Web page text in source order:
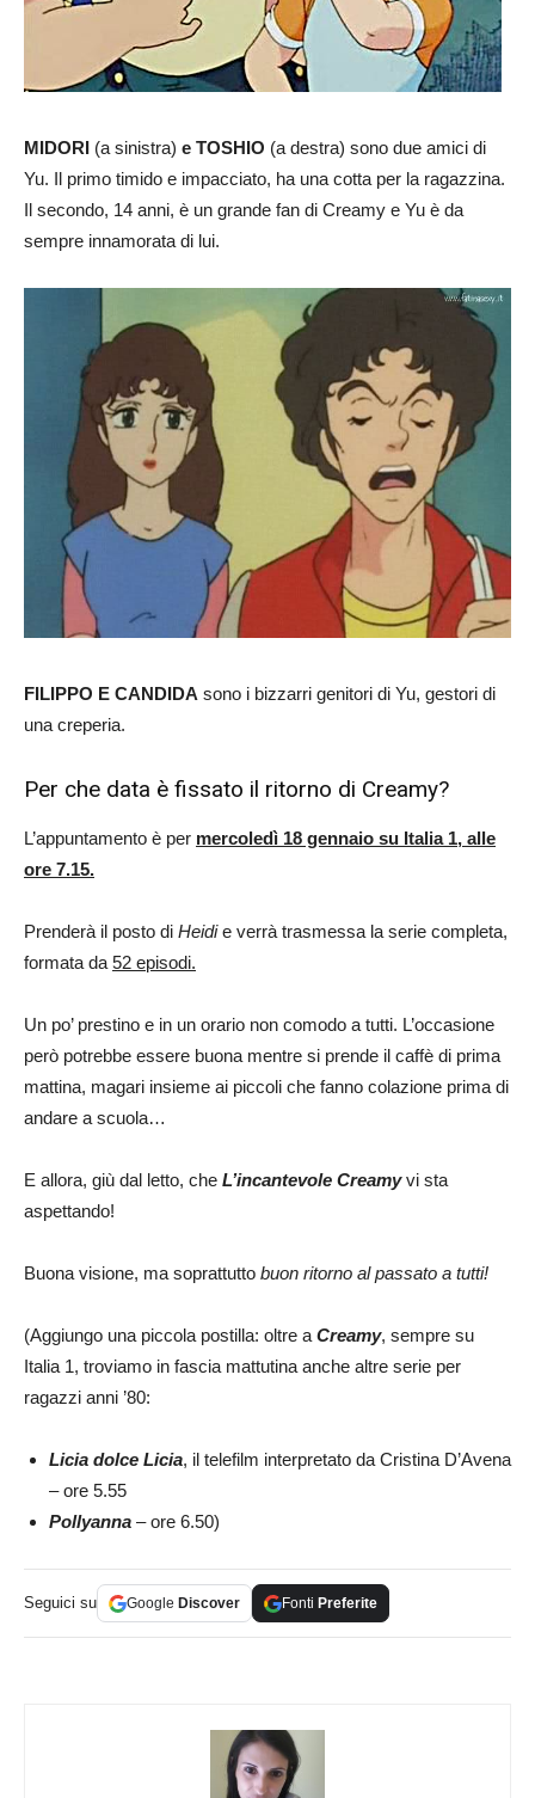
MIDORI (a sinistra) e TOSHIO (a destra) sono due amici di
Yu. Il primo timido e impacciato, ha una cotta per la ragazzina.
Il secondo, 14 anni, è un grande fan di Creamy e Yu è da
sempre innamorata di lui.
FILIPPO E CANDIDA sono i bizzarri genitori di Yu, gestori di
una creperia.
Per che data è fissato il ritorno di Creamy?
L’appuntamento è per mercoledì 18 gennaio su Italia 1, alle
ore 7.15.
Prenderà il posto di Heidie verrà trasmessa la serie completa,
formata da 52 episodi.
Un po’ prestino e in un orario non comodo a tutti. L’occasione
però potrebbe essere buona mentre si prende il caffè di prima
mattina, magari insieme ai piccoli che fanno colazione prima di
andare a scuola…
E allora, giù dal letto, che L’incantevole Creamy vi sta
aspettando!
Buona visione, ma soprattutto buon ritorno al passato a tutti!
(Aggiungo una piccola postilla: oltre a Creamy, sempre su
Italia 1, troviamo in fascia mattutina anche altre serie per
ragazzi anni ’80:
Licia dolce Licia, il telefilm interpretato da Cristina D’Avena
– ore 5.55
Pollyanna – ore 6.50)
Seguici su Google Discover Fonti Preferite